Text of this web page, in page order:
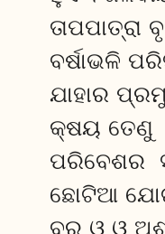
ବର୍ଷାଭଳି
ଯାହାର
କ୍ଷୟ ତେଣୁ
ପରିବେଶର
ଛୋଟିଆ
ବର ଓ ଓ